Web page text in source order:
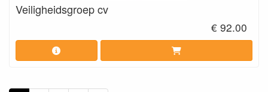
Veiligheidsgroep cv
€ 92.00